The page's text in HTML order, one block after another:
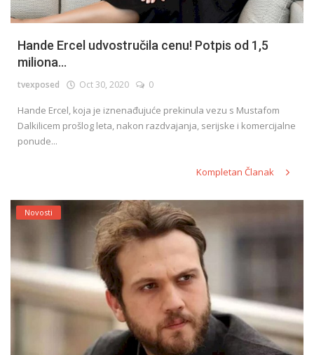
Hande Ercel udvostručila cenu! Potpis od 1,5
miliona...
tvexposed Oct 30, 2020 0
Hande Ercel, koja je iznenađujuće prekinula vezu s Mustafom
Dalkilicem prošlog leta, nakon razdvajanja, serijske i komercijalne
ponude...
Kompletan Članak
Novosti